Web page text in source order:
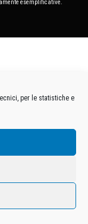
per le statistiche e
esemplificative.